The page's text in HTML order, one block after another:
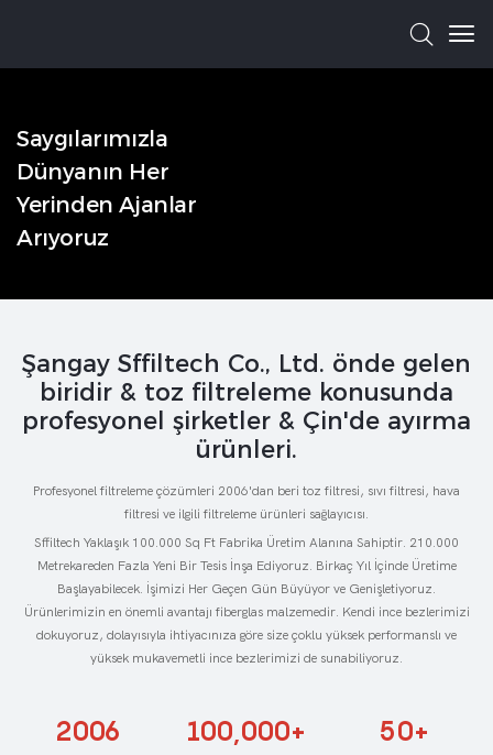
Saygılarımızla
Dünyanın Her
Yerinden Ajanlar
Arıyoruz
Şangay Sffiltech Co., Ltd. önde gelen
biridir & toz filtreleme konusunda
profesyonel şirketler & Çin'de ayırma
ürünleri.
Profesyonel filtreleme çözümleri 2006'dan beri toz filtresi, sıvı filtresi, hava
filtresi ve ilgili filtreleme ürünleri sağlayıcısı.
Sffiltech Yaklaşık 100.000 Sq Ft Fabrika Üretim Alanına Sahiptir. 210.000
Metrekareden Fazla Yeni Bir Tesis İnşa Ediyoruz. Birkaç Yıl İçinde Üretime
Başlayabilecek. İşimizi Her Geçen Gün Büyüyor ve Genişletiyoruz.
Ürünlerimizin en önemli avantajı fiberglas malzemedir. Kendi ince bezlerimizi
dokuyoruz, dolayısıyla ihtiyacınıza göre size çoklu yüksek performanslı ve
yüksek mukavemetli ince bezlerimizi de sunabiliyoruz.
2006 100,000+ 50+